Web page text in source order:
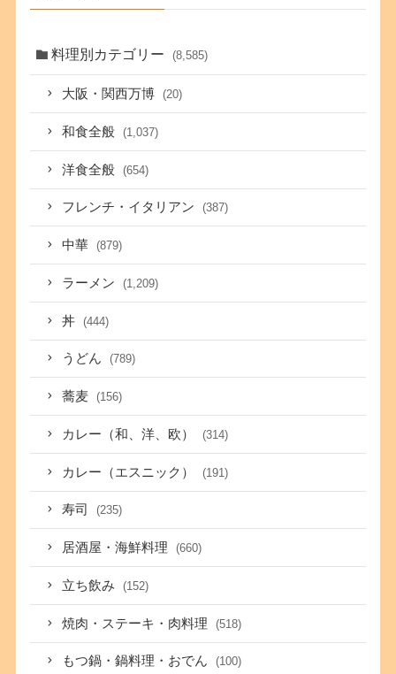
料理別カテゴリー (8,585)
大阪・関西万博 (20)
和食全般 (1,037)
洋食全般 (654)
フレンチ・イタリアン (387)
中華 (879)
ラーメン (1,209)
丼 (444)
うどん (789)
蕎麦 (156)
カレー（和、洋、欧） (314)
カレー（エスニック） (191)
寿司 (235)
居酒屋・海鮮料理 (660)
立ち飲み (152)
焼肉・ステーキ・肉料理 (518)
もつ鍋・鍋料理・おでん (100)